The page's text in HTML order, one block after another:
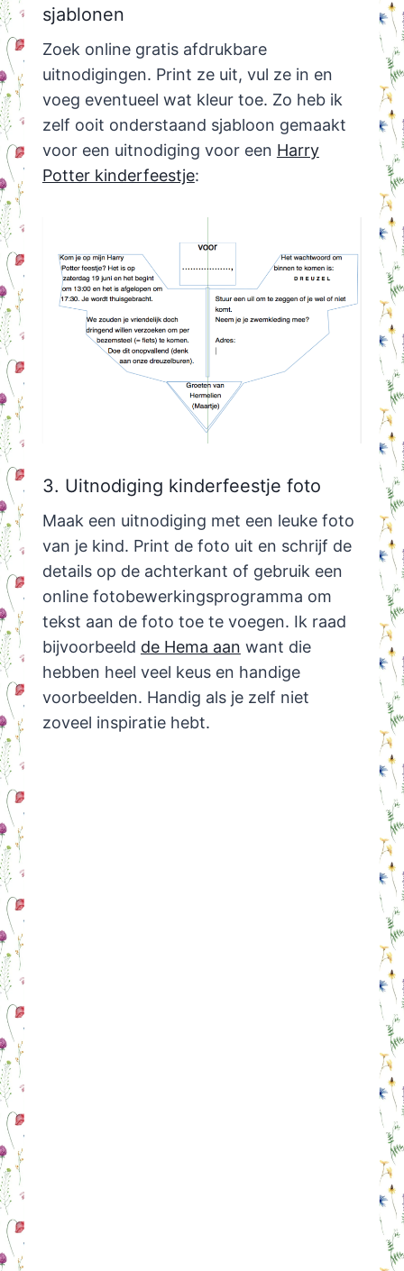
sjablonen
Zoek online gratis afdrukbare
uitnodigingen. Print ze uit, vul ze in en
voeg eventueel wat kleur toe. Zo heb ik
zelf ooit onderstaand sjabloon gemaakt
voor een uitnodiging voor een Harry
Potter kinderfeestje:
3. Uitnodiging kinderfeestje foto
Maak een uitnodiging met een leuke foto
van je kind. Print de foto uit en schrijf de
details op de achterkant of gebruik een
online fotobewerkingsprogramma om
tekst aan de foto toe te voegen. Ik raad
bijvoorbeeld de Hema aan want die
hebben heel veel keus en handige
voorbeelden. Handig als je zelf niet
zoveel inspiratie hebt.